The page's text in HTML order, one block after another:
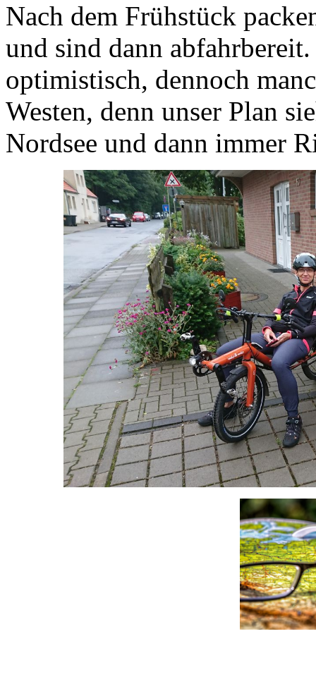
Nach dem Frühstück
und sind dann
optimistisch, dennoch
Westen, denn unser Plan
Nordsee und dann immer